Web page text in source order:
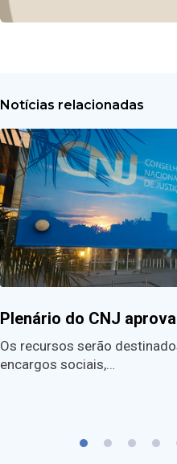
Notícias relacionadas
Plenário do CNJ
Os recursos serão
encargos sociais,…